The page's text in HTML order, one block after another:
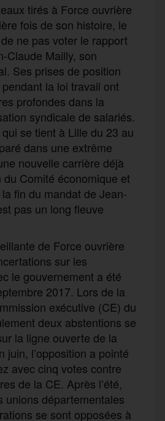
tirés à Force ouvrière
fois de son histoire, le
ne pas voter le rapport
Claude Mailly, son
Ses prises de position
la loi travail ont
profondes dans la
syndicale de salariés.
se tient à Lille du 23 au
dans une extrême
nouvelle carrière déjà
Comité économique et
fin du mandat de Jean-
pas un long fleuve
de Force ouvrière
sur les
le gouvernement a été
2017. Lors de la
exécutive (CE) du
deux abstentions se
la ligne ouverte de la
juin, l’opposition a pointé
avec cinq votes contre
de la CE. Après l’été,
unions départementales
se sont opposées à